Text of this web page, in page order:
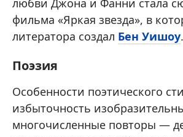
любви Джона и Фанни стала
фильма «Яркая звезда», в
литератора создал Бен Уишоу.
Поэзия
Особенности поэтического
избыточность
многочисленные повторы —